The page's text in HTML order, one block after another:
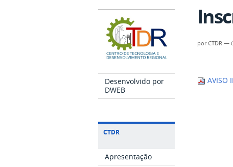
Desenvolvido por
DWEB
CTDR
Apresentação
porCTDR —
AVISO